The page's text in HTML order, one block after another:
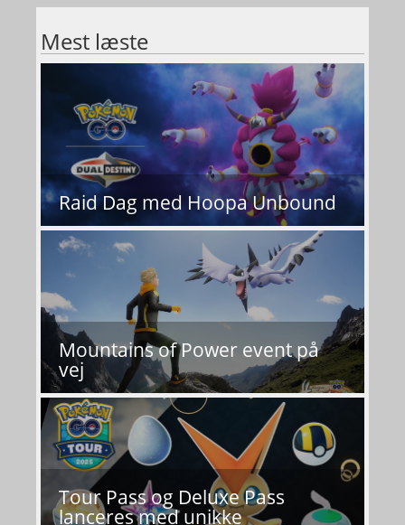
Mest læste
Raid Dag med Hoopa Unbound
Mountains of Power event på
vej
Tour Pass og Deluxe Pass
lanceres med unikke